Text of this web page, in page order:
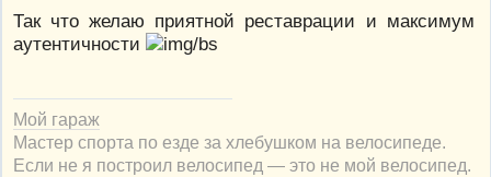
Так что желаю приятной реставрации и максимум
аутентичности
Мой гараж
Мастер спорта по езде за хлебушком на велосипеде.
Если не я построил велосипед — это не мой велосипед.